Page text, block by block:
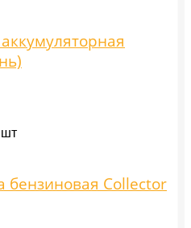
шт
бензиновая Collector